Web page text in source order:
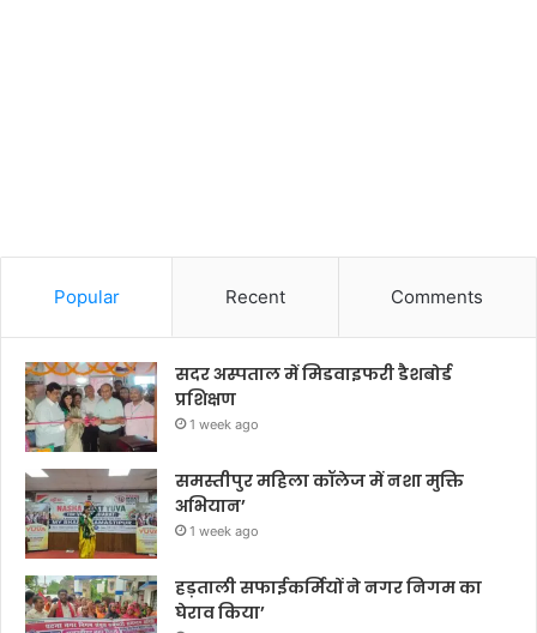
Popular Recent Comments
सदर अस्पताल में मिडवाइफरी डैशबोर्ड
प्रशिक्षण
1 week ago
समस्तीपुर महिला कॉलेज में नशा मुक्ति
अभियान’
1 week ago
हड़ताली सफाईकर्मियों ने नगर निगम का
घेराव किया’